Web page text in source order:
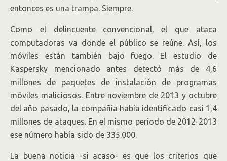
entonces es una trampa. Siempre.
Como el delincuente convencional, el que ataca
computadoras va donde el público se reúne. Así, los
móviles están también bajo fuego. El estudio de
Kaspersky mencionado antes detectó más de 4,6
millones de paquetes de instalación de programas
móviles maliciosos. Entre noviembre de 2013 y octubre
del año pasado, la compañía había identificado casi 1,4
millones de ataques. En el mismo período de 2012-2013
ese número había sido de 335.000.
La buena noticia -si acaso- es que los criterios que